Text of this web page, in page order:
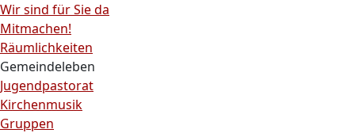
Wir sind für Sie da
Mitmachen!
Räumlichkeiten
Gemeindeleben
Jugendpastorat
Kirchenmusik
Gruppen